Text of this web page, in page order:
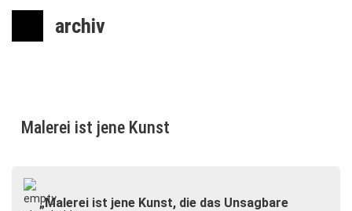
archiv
Malerei ist jene Kunst
„Malerei ist jene Kunst, die das Unsagbare